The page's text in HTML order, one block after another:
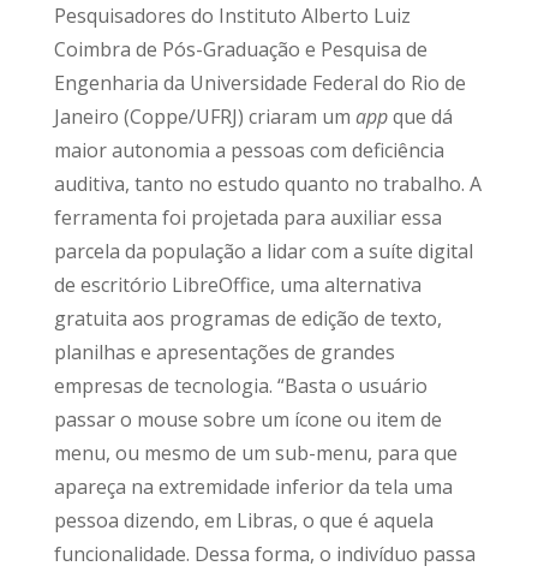
Pesquisadores do Instituto Alberto Luiz
Coimbra de Pós-Graduação e Pesquisa de
Engenharia da Universidade Federal do Rio de
Janeiro (Coppe/UFRJ) criaram um appque dá
maior autonomia a pessoas com deficiência
auditiva, tanto no estudo quanto no trabalho. A
ferramenta foi projetada para auxiliar essa
parcela da população a lidar com a suíte digital
de escritório LibreOffice, uma alternativa
gratuita aos programas de edição de texto,
planilhas e apresentações de grandes
empresas de tecnologia. “Basta o usuário
passar o mouse sobre um ícone ou item de
menu, ou mesmo de um sub-menu, para que
apareça na extremidade inferior da tela uma
pessoa dizendo, em Libras, o que é aquela
funcionalidade. Dessa forma, o indivíduo passa